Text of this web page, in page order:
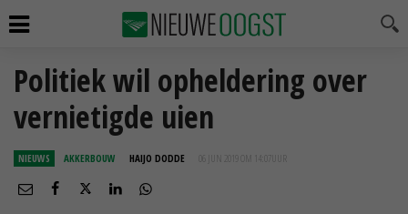
Politiek wil opheldering over
vernietigde uien
NIEUWS AKKERBOUW HAIJO DODDE 06 JUN 2019 OM 14:07